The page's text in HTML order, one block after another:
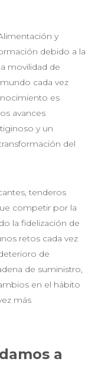
y
debido a la
movilidad de
cada vez
es
avances
y un
del
tenderos
competir por la
la fidelización de
retos cada vez
de
de suministro,
en el hábito
más
a